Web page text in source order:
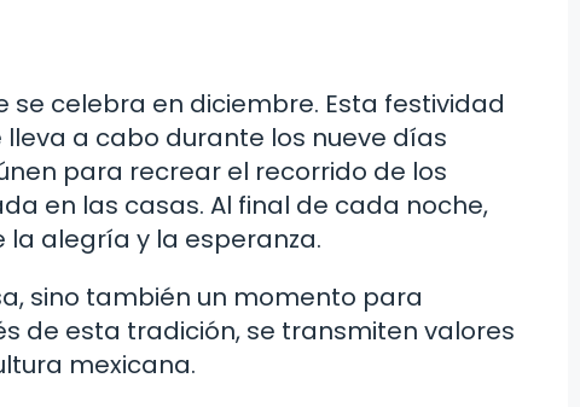
celebra en diciembre. Esta festividad
a cabo durante los nueve días
para recrear el recorrido de los
en las casas. Al final de cada noche,
alegría y la esperanza.
sino también un momento para
de esta tradición, se transmiten valores
mexicana.